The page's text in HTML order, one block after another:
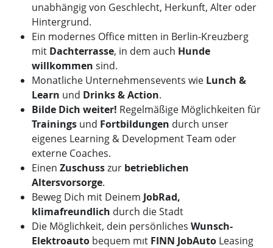
unabhängig von Geschlecht, Herkunft, Alter oder
Hintergrund.
Ein modernes Office mitten in Berlin-Kreuzberg
mit Dachterrasse, in dem auch Hunde
willkommen sind.
Monatliche Unternehmensevents wie Lunch &
Learn und Drinks & Action.
Bilde Dich weiter! Regelmäßige Möglichkeiten für
Trainings und Fortbildungen durch unser
eigenes Learning & Development Team oder
externe Coaches.
Einen Zuschusszur betrieblichen
Altersvorsorge.
Beweg Dich mit Deinem JobRad,
klimafreundlich durch die Stadt
Die Möglichkeit, dein persönliches Wunsch-
Elektroauto bequem mıt FINN JobAuto Leasing